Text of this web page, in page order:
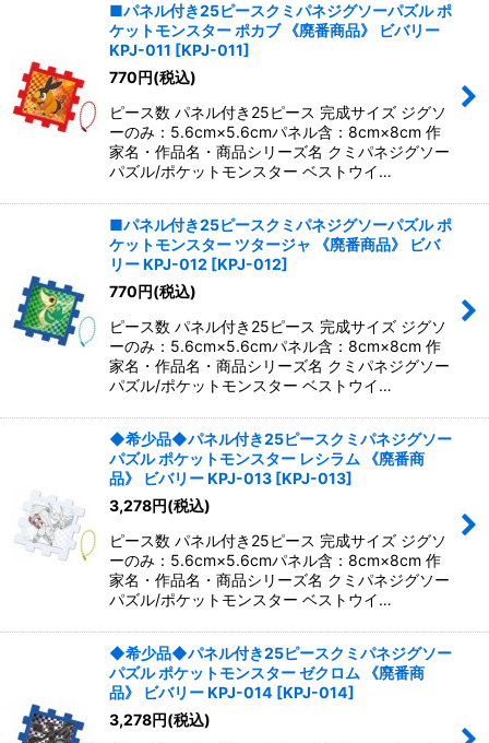
■パネル付き25ピースクミパネジグソーパズル ポ
ケットモンスター ポカブ 《廃番商品》 ビバリー
KPJ-011 [KPJ-011]
770円(税込)
ピース数 パネル付き25ピース 完成サイズ ジグソ
ーのみ：5.6cm×5.6cmパネル含：8cm×8cm 作
家名・作品名・商品シリーズ名 クミパネジグソー
パズル/ポケットモンスター ベストウイ…
■パネル付き25ピースクミパネジグソーパズル ポ
ケットモンスター ツタージャ 《廃番商品》 ビバ
リー KPJ-012 [KPJ-012]
770円(税込)
ピース数 パネル付き25ピース 完成サイズ ジグソ
ーのみ：5.6cm×5.6cmパネル含：8cm×8cm 作
家名・作品名・商品シリーズ名 クミパネジグソー
パズル/ポケットモンスター ベストウイ…
◆希少品◆パネル付き25ピースクミパネジグソー
パズル ポケットモンスター レシラム 《廃番商
品》 ビバリー KPJ-013 [KPJ-013]
3,278円(税込)
ピース数 パネル付き25ピース 完成サイズ ジグソ
ーのみ：5.6cm×5.6cmパネル含：8cm×8cm 作
家名・作品名・商品シリーズ名 クミパネジグソー
パズル/ポケットモンスター ベストウイ…
◆希少品◆パネル付き25ピースクミパネジグソー
パズル ポケットモンスター ゼクロム 《廃番商
品》 ビバリー KPJ-014 [KPJ-014]
3,278円(税込)